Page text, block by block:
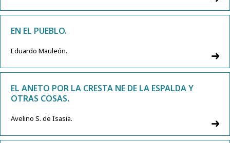
EN EL PUEBLO.
Eduardo Mauleón.
EL ANETO POR LA CRESTA NE DE LA ESPALDA Y
OTRAS COSAS.
Avelino S. de Isasia.